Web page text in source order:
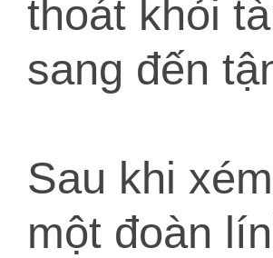
thoát khỏi
sang đến
Sau khi
một đoàn